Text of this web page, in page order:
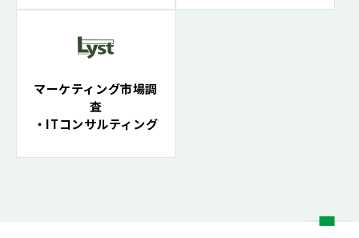
マーケティング市場調
査
・ITコンサルティング